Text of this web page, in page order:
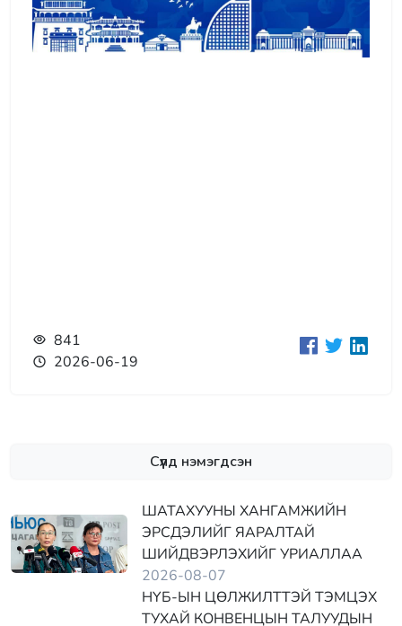
841
2026-06-19
Сүүлд нэмэгдсэн
ШАТАХУУНЫ ХАНГАМЖИЙН
ЭРСДЭЛИЙГ ЯАРАЛТАЙ
ШИЙДВЭРЛЭХИЙГ УРИАЛЛАА
2026-08-07
НҮБ-ЫН ЦӨЛЖИЛТТЭЙ ТЭМЦЭХ
ТУХАЙ КОНВЕНЦЫН ТАЛУУДЫН